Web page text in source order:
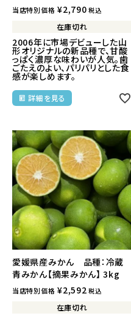
当店特別価格 ¥2,790 税込
在庫切れ
2006年に市場デビューした山
形オリジナルの新品種で、甘酸
っぱく濃厚な味わいが人気。歯
ごたえのよい、パリパリとした食
感が楽しめます。
詳細を見る
愛媛県産みかん 品種：冷蔵
青みかん【摘果みかん】 3kg
当店特別価格 ¥2,592 税込
在庫切れ